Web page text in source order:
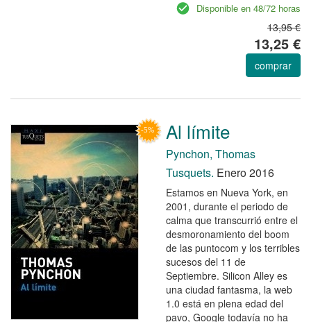
Disponible en 48/72 horas
13,95 €
13,25 €
comprar
Al límite
Pynchon, Thomas
Tusquets. Enero 2016
Estamos en Nueva York, en
2001, durante el periodo de
calma que transcurrió entre el
desmoronamiento del boom
de las puntocom y los terribles
sucesos del 11 de
Septiembre. Silicon Alley es
una ciudad fantasma, la web
1.0 está en plena edad del
pavo, Google todavía no ha